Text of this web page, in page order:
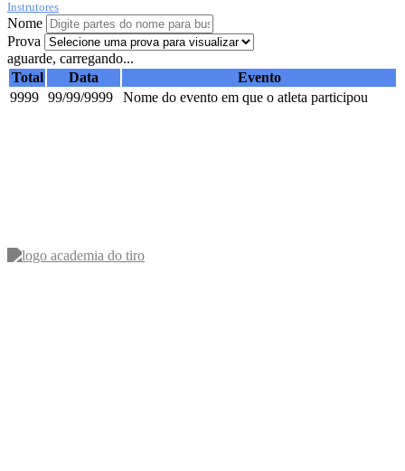
Instrutores
Nome
Prova
aguarde, carregando...
Total
Data
Evento
9999 99/99/9999 Nome do evento em que o atleta participou